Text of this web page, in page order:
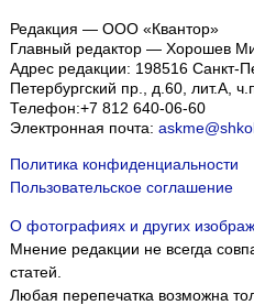
Редакция — ООО «Квантор»
Главный редактор — Хорошев
Адрес редакции: 198516 Санкт-
Петербургский пр., д.60, лит.А,
Телефон:+7 812 640-06-60
Электронная почта:
Политика конфиденциальности
Пользовательское соглашение
О фотографиях и других
Мнение редакции не всегда
статей.
Любая перепечатка возможна